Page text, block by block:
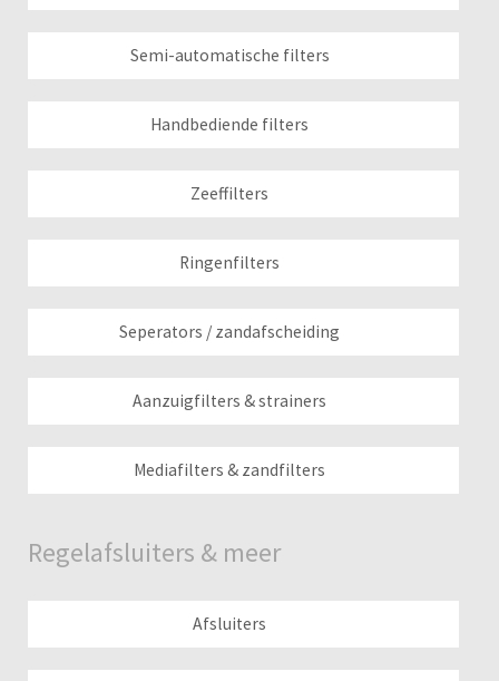
Semi-automatische filters
Handbediende filters
Zeeffilters
Ringenfilters
Seperators / zandafscheiding
Aanzuigfilters & strainers
Mediafilters & zandfilters
Regelafsluiters & meer
Afsluiters